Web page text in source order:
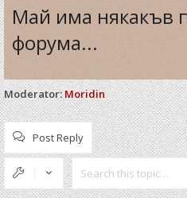
Май има някакъв
форума...
Moderator: Moridin
Post Reply